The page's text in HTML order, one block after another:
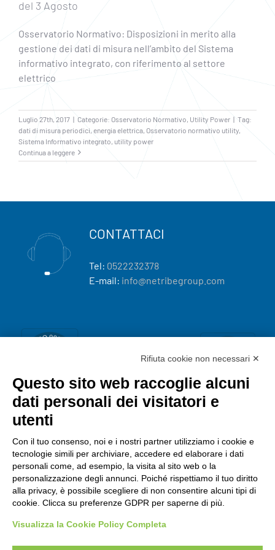
del 3 Agosto
Osservatorio Normativo: Disposizioni in merito alla
gestione dei dati di misura nell’ambito del Sistema
informativo integrato, con riferimento al settore
elettrico
Luglio 27th, 2017 | Categorie: Osservatorio Normativo Utility Power | Tag:
dati di misura periodici energia elettrica Osservatorio normativo utility
Sistema Informativo integrato utility power
Continua a leggere
CONTATTACI
Tel: 0522232378
E-mail: info@netribegroup.com
Rifiuta cookie non necessari ✕
Questo sito web raccoglie alcuni
dati personali dei visitatori e
utenti
Con il tuo consenso, noi e i nostri partner utilizziamo i cookie e
tecnologie simili per archiviare, accedere ed elaborare i dati
personali come, ad esempio, la visita al sito web o la
personalizzazione degli annunci. Poiché rispettiamo il tuo diritto
alla privacy, è possibile scegliere di non consentire alcuni tipi di
cookie. Clicca su preferenze GDPR per saperne di più.
Visualizza la Cookie Policy Completa